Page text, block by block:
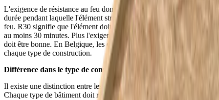
L'exigence de résistance au feu donne donc une indication de la
durée pendant laquelle l'élément structurel doit pouvoir résister au
feu. R30 signifie que l'élément doit pouvoir résister au feu pendant
au moins 30 minutes. Plus l'exigence est élevée, plus la résistance
doit être bonne. En Belgique, les exigences sont différentes pour
chaque type de construction.
Différence dans le type de construction
Il existe une distinction entre les bâtiments bas, moyens et hauts.
Chaque type de bâtiment doit répondre à une exigence différente :